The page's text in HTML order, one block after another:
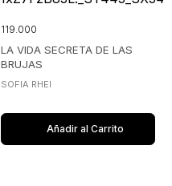
119.000
LA VIDA SECRETA DE LAS
BRUJAS
SOFIA RHEI
Añadir al Carrito